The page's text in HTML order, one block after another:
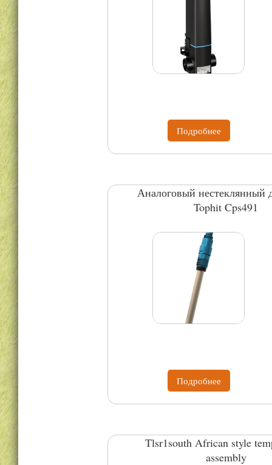
Подробнее
Аналоговый нестеклянный
Tophit Cps491
Подробнее
Tlsr1south African style
assembly